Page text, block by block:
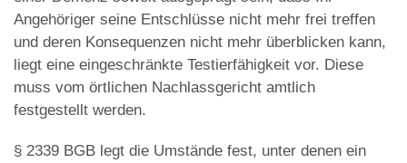
Angehöriger seine Entschlüsse nicht mehr frei treffen
und deren Konsequenzen nicht mehr überblicken kann,
liegt eine eingeschränkte Testierfähigkeit vor. Diese
muss vom örtlichen Nachlassgericht amtlich
festgestellt werden.
§ 2339 BGB legt die Umstände fest, unter denen ein